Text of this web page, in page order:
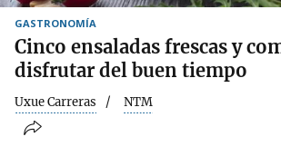
GASTRONOMÍA
Cinco ensaladas frescas y
disfrutar del buen tiempo
Uxue Carreras NTM